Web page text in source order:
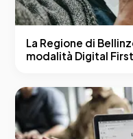
La Regione di
modalità Digital First